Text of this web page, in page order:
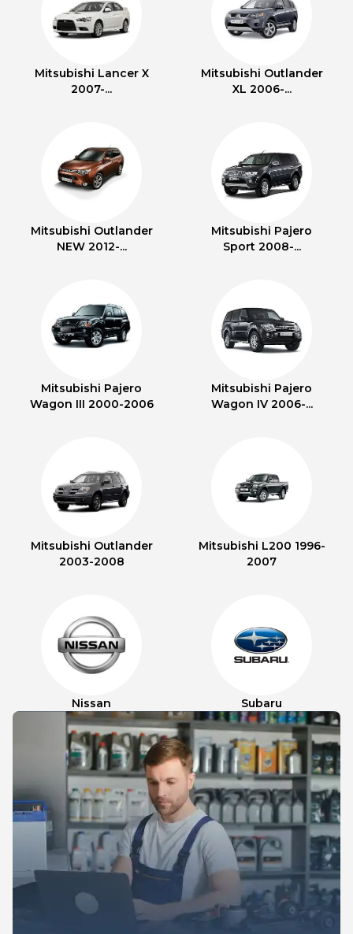
Mitsubishi Lancer X
2007-...
Mitsubishi Outlander
XL 2006-...
Mitsubishi Outlander
NEW 2012-...
Mitsubishi Pajero
Sport 2008-...
Mitsubishi Pajero
Wagon III 2000-2006
Mitsubishi Pajero
Wagon IV 2006-...
Mitsubishi Outlander
2003-2008
Mitsubishi L200 1996-
2007
Nissan Subaru